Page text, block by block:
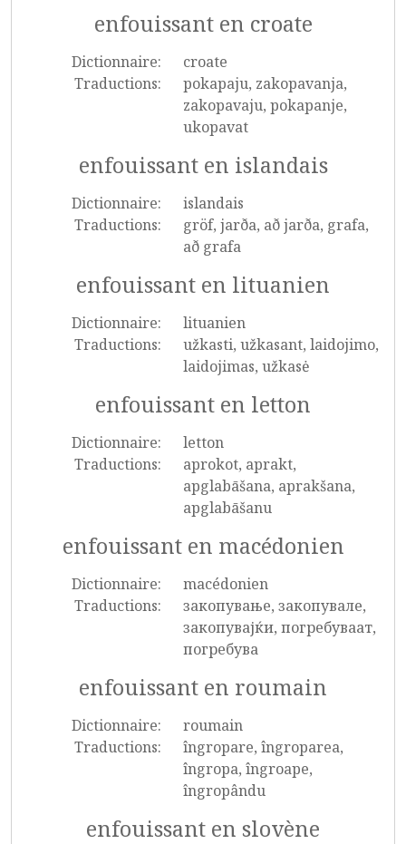
enfouissant en croate
Dictionnaire:
croate
Traductions:
pokapaju, zakopavanja,
zakopavaju, pokapanje,
ukopavat
enfouissant en islandais
Dictionnaire:
islandais
Traductions:
gröf, jarða, að jarða, grafa,
að grafa
enfouissant en lituanien
Dictionnaire:
lituanien
Traductions:
užkasti, užkasant, laidojimo,
laidojimas, užkasė
enfouissant en letton
Dictionnaire:
letton
Traductions:
aprokot, aprakt,
apglabāšana, aprakšana,
apglabāšanu
enfouissant en macédonien
Dictionnaire:
macédonien
Traductions:
закопување, закопувале,
закопувајќи, погребуваат,
погребува
enfouissant en roumain
Dictionnaire:
roumain
Traductions:
îngropare, îngroparea,
îngropa, îngroape,
îngropându
enfouissant en slovène